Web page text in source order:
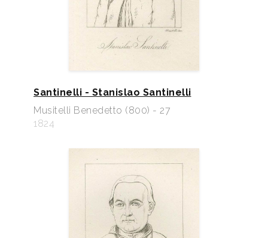
Santinelli - Stanislao Santinelli
Musitelli Benedetto (800) - 27
1824